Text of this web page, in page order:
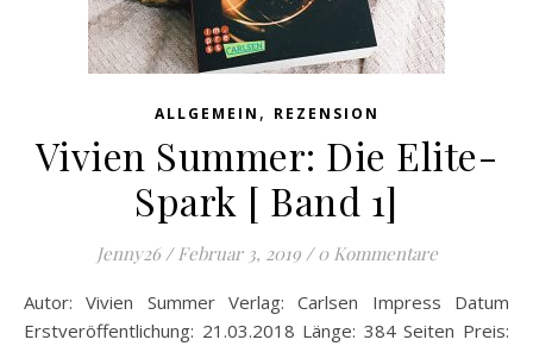
ALLGEMEIN , REZENSION
Vivien Summer: Die Elite-
Spark [ Band 1]
Jenny26 / Februar 3, 2019 / 0 Kommentare
Autor: Vivien Summer Verlag: Carlsen Impress Datum
Erstveröffentlichung: 21.03.2018 Länge: 384 Seiten Preis: